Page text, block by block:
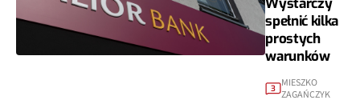
spełnić kilka
prostych
warunków
3
MIESZKO
ZAGAŃCZYK